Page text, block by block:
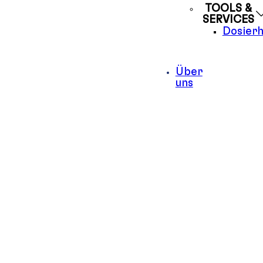
TOOLS &
SERVICES
Über
uns